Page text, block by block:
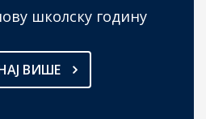
школску годину
ВИШЕ